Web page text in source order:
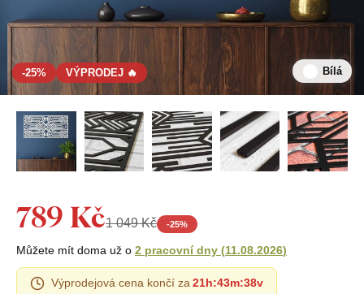
-25% VÝPRODEJ 🔥 Bílá
789 Kč1 049 Kč -25%
Můžete mít doma už o 2 pracovní dny (11.08.2026)
Výprodejová cena končí za 21h:43m:38v